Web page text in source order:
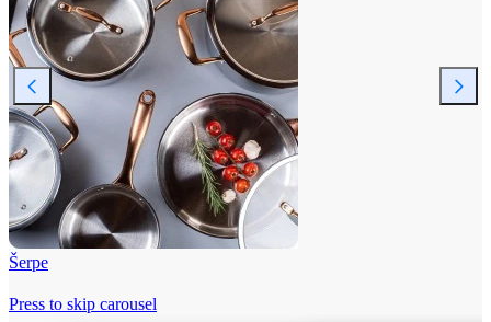
Šerpe
Press to skip carousel